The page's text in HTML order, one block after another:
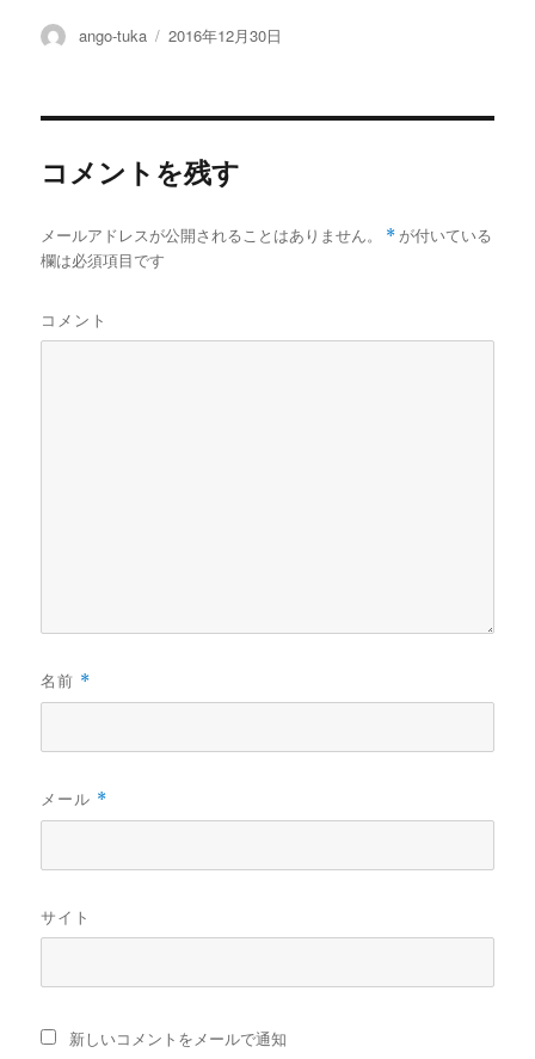
投
ango-tuka
投
2016年12月30日
コメントを残す
メールアドレスが公開されることはありません。 * が付いている
欄は必須項目です
コメント
名前 *
メール *
サイト
新しいコメントをメールで通知